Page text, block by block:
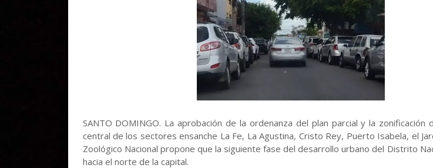
SANTO DOMINGO. La aprobación de la ordenanza del plan parcial y la zonificación
central de los sectores ensanche La Fe, La Agustina, Cristo Rey, Puerto Isabela, el
Zoológico Nacional propone que la siguiente fase del desarrollo urbano del Distrito
hacia el norte de la capital.